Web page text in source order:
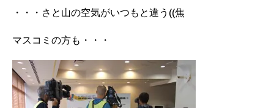
・・・さと山の空気がいつもと違う((焦
マスコミの方も・・・